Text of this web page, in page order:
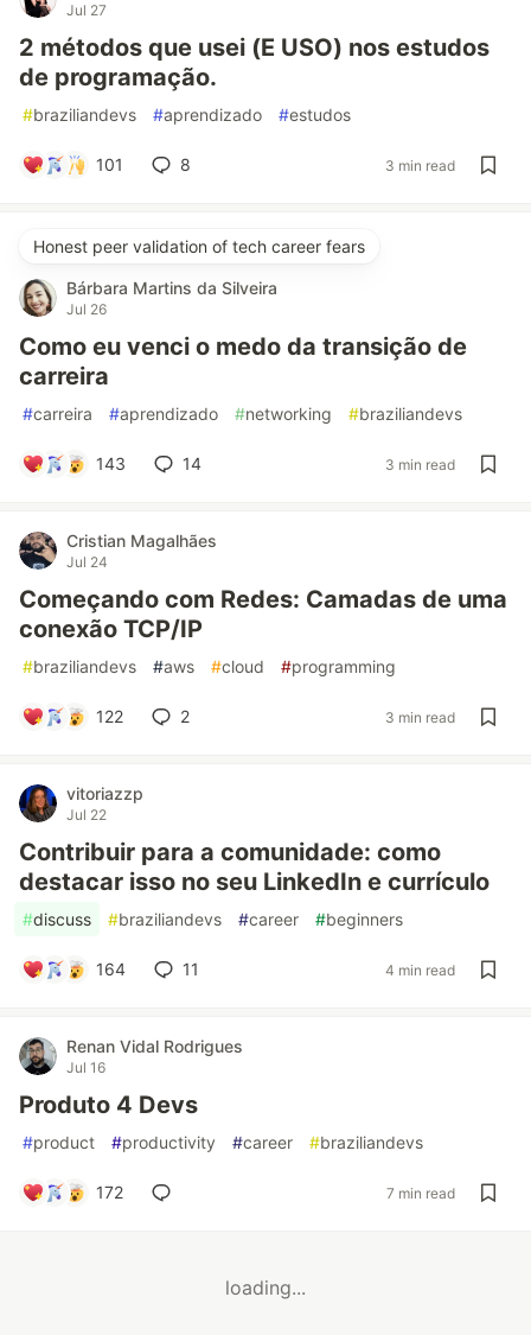
Jul 27
2 métodos que usei (E USO) nos estudos
de programação.
#braziliandevs #aprendizado #estudos
101 8 3 min read
Honest peer validation of tech career fears
Bárbara Martins da Silveira
Jul 26
Como eu venci o medo da transição de
carreira
#carreira #aprendizado #networking #braziliandevs
143 14 3 min read
Cristian Magalhães
Jul 24
Começando com Redes: Camadas de uma
conexão TCP/IP
#braziliandevs #aws #cloud #programming
122 2 3 min read
vitoriazzp
Jul 22
Contribuir para a comunidade: como
destacar isso no seu LinkedIn e currículo
#discuss #braziliandevs #career #beginners
164 11 4 min read
Renan Vidal Rodrigues
Jul 16
Produto 4 Devs
#product #productivity #career #braziliandevs
172 7 min read
loading...